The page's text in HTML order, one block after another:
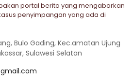
portal berita yang mengabarkan
penyimpangan yang ada di
Bulo Gading, Kec.amatan Ujung
Sulawesi Selatan